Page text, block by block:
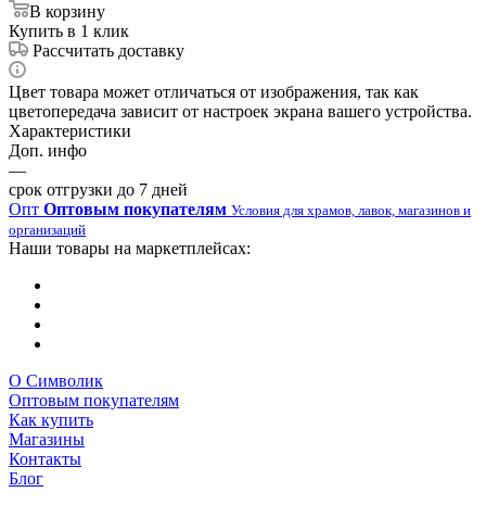
В корзину
Купить в 1 клик
Рассчитать доставку
Цвет товара может отличаться от изображения, так как
цветопередача зависит от настроек экрана вашего устройства.
Характеристики
Доп. инфо
—
срок отгрузки до 7 дней
Опт Оптовым покупателям Условия для храмов, лавок, магазинов и
организаций
Наши товары на маркетплейсах:
О Символик
Оптовым покупателям
Как купить
Магазины
Контакты
Блог